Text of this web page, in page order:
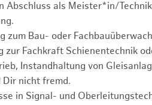
Abschluss als Meister*in/
zum Bau- oder
zur Fachkraft Schienentechnik
Instandhaltung von
Dir nicht fremd.
in Signal- und